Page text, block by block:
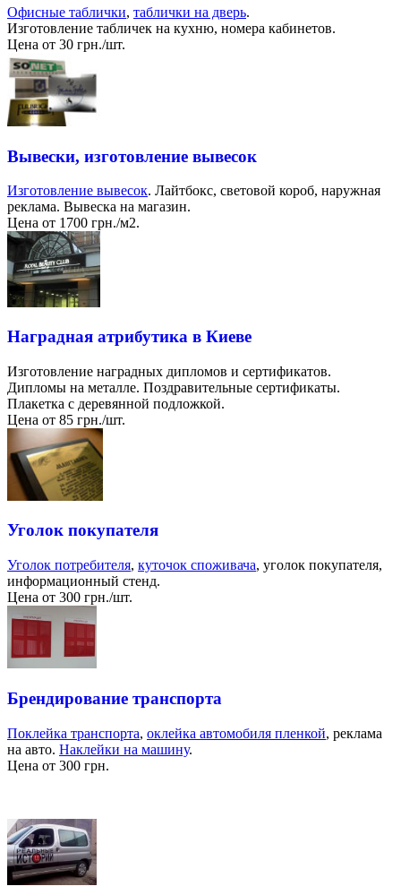
Офисные таблички, таблички на дверь.
Изготовление табличек на кухню, номера кабинетов.
Цена от 30 грн./шт.
Вывески, изготовление вывесок
Изготовление вывесок. Лайтбокс, световой короб, наружная
реклама. Вывеска на магазин.
Цена от 1700 грн./м2.
Наградная атрибутика в Киеве
Изготовление наградных дипломов и сертификатов.
Дипломы на металле. Поздравительные сертификаты.
Плакетка с деревянной подложкой.
Цена от 85 грн./шт.
Уголок покупателя
Уголок потребителя, куточок споживача, уголок покупателя,
информационный стенд.
Цена от 300 грн./шт.
Брендирование транспорта
Поклейка транспорта, оклейка автомобиля пленкой, реклама
на авто. Наклейки на машину.
Цена от 300 грн.